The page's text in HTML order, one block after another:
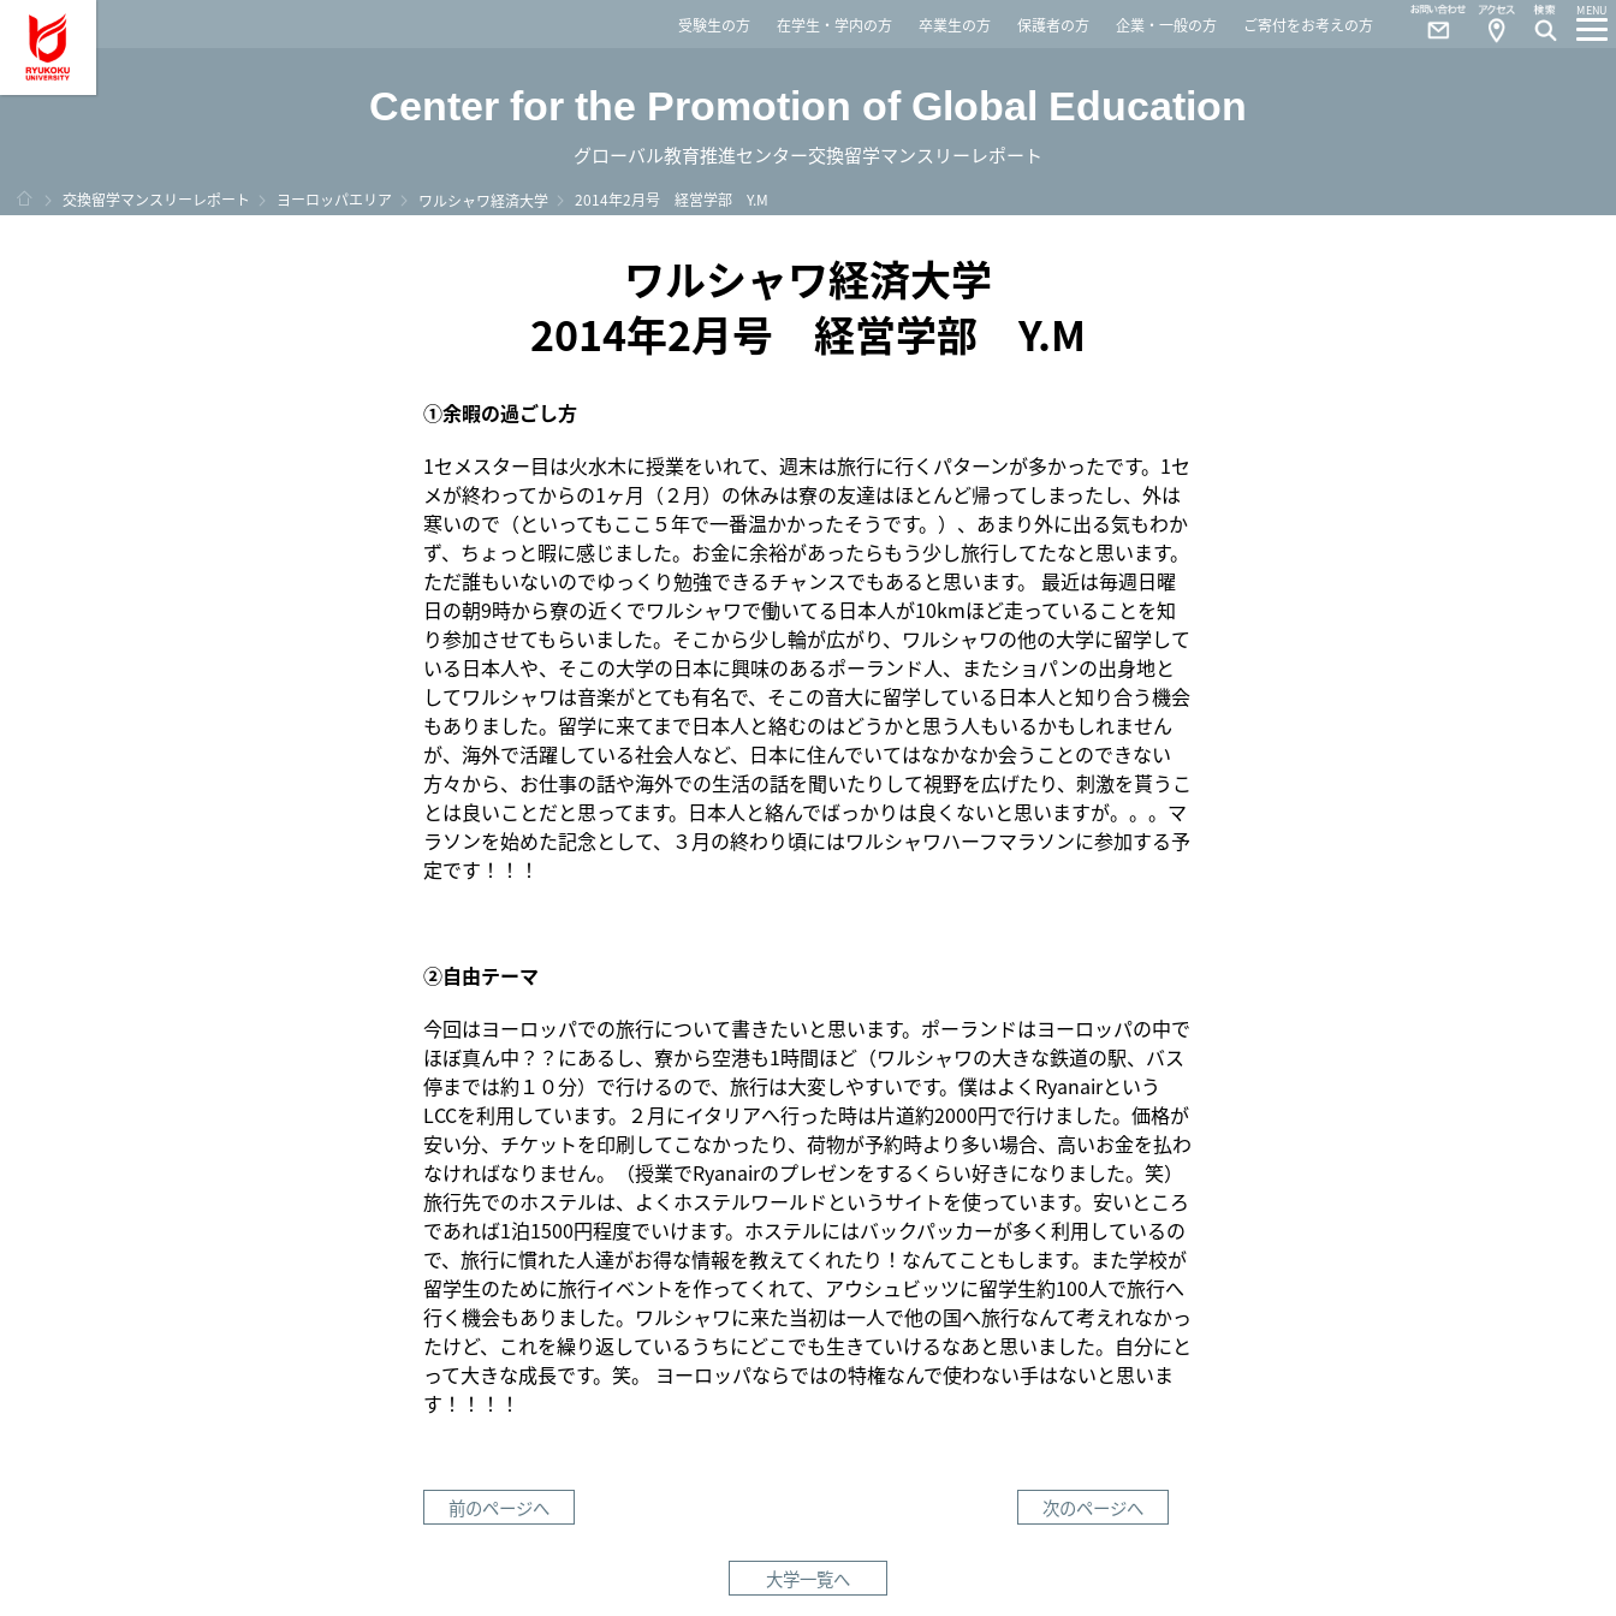
龍谷大学 You, Unlimited受験生の方 在学生・学内の方 卒業生の方 保護者の方 企業・一般の方 ご寄付をお考えの方
MENU
Access
Contact
Center for the Promotion of Global Education
グローバル教育推進センター交換留学マンスリーレポート
ホーム
交換留学マンスリーレポート ヨーロッパエリア ワルシャワ経済大学 2014年2月号 経営学部 Y.M
ワルシャワ経済大学
2014年2月号 経営学部 Y.M
①余暇の過ごし方
1セメスター目は火水木に授業をいれて、週末は旅行に行くパターンが多かったです。1セ
メが終わってからの1ヶ月（２月）の休みは寮の友達はほとんど帰ってしまったし、外は
寒いので（といってもここ５年で一番温かかったそうです。）、あまり外に出る気もわか
ず、ちょっと暇に感じました。お金に余裕があったらもう少し旅行してたなと思います。
ただ誰もいないのでゆっくり勉強できるチャンスでもあると思います。 最近は毎週日曜
日の朝9時から寮の近くでワルシャワで働いてる日本人が10kmほど走っていることを知
り参加させてもらいました。そこから少し輪が広がり、ワルシャワの他の大学に留学して
いる日本人や、そこの大学の日本に興味のあるポーランド人、またショパンの出身地と
してワルシャワは音楽がとても有名で、そこの音大に留学している日本人と知り合う機会
もありました。留学に来てまで日本人と絡むのはどうかと思う人もいるかもしれません
が、海外で活躍している社会人など、日本に住んでいてはなかなか会うことのできない
方々から、お仕事の話や海外での生活の話を聞いたりして視野を広げたり、刺激を貰うこ
とは良いことだと思ってます。日本人と絡んでばっかりは良くないと思いますが。。。マ
ラソンを始めた記念として、３月の終わり頃にはワルシャワハーフマラソンに参加する予
定です！！！
②自由テーマ
今回はヨーロッパでの旅行について書きたいと思います。ポーランドはヨーロッパの中で
ほぼ真ん中？？にあるし、寮から空港も1時間ほど（ワルシャワの大きな鉄道の駅、バス
停までは約１０分）で行けるので、旅行は大変しやすいです。僕はよくRyanairという
LCCを利用しています。２月にイタリアへ行った時は片道約2000円で行けました。価格が
安い分、チケットを印刷してこなかったり、荷物が予約時より多い場合、高いお金を払わ
なければなりません。（授業でRyanairのプレゼンをするくらい好きになりました。笑）
旅行先でのホステルは、よくホステルワールドというサイトを使っています。安いところ
であれば1泊1500円程度でいけます。ホステルにはバックパッカーが多く利用しているの
で、旅行に慣れた人達がお得な情報を教えてくれたり！なんてこともします。また学校が
留学生のために旅行イベントを作ってくれて、アウシュビッツに留学生約100人で旅行へ
行く機会もありました。ワルシャワに来た当初は一人で他の国へ旅行なんて考えれなかっ
たけど、これを繰り返しているうちにどこでも生きていけるなあと思いました。自分にと
って大きな成長です。笑。 ヨーロッパならではの特権なんで使わない手はないと思いま
す！！！！
前のページへ 次のページへ
大学一覧へ